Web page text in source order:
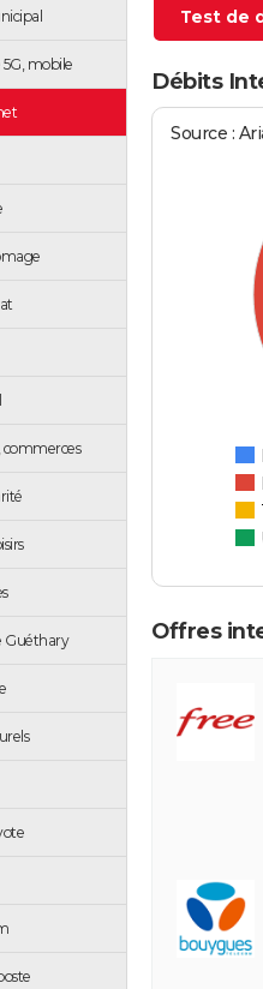
mobile
commerces
Guéthary
Test de
Débits
Source :
Offres